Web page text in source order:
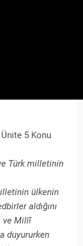
Ünite 5 Konu
Türk milletinin
ülkenin
aldığını
ve Millî
duyururken